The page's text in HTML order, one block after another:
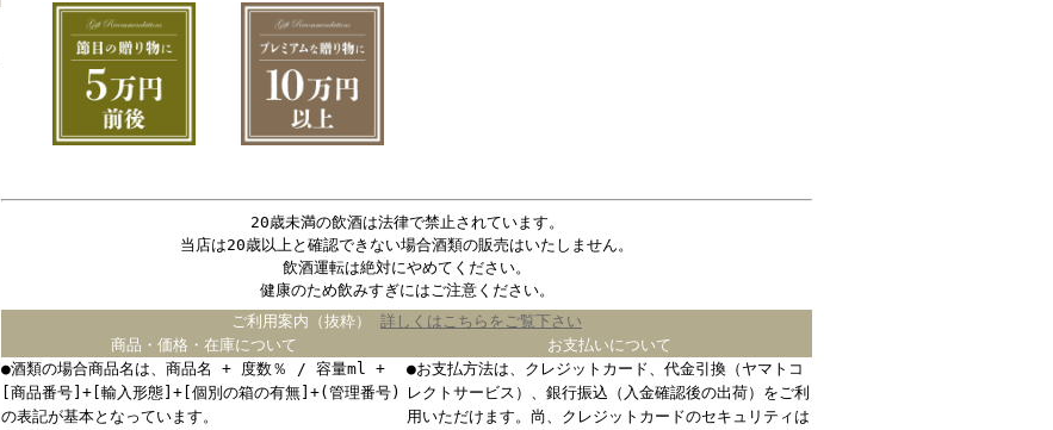
20歳未満の飲酒は法律で禁止されています。
当店は20歳以上と確認できない場合酒類の販売はいたしません。
飲酒運転は絶対にやめてください。
健康のため飲みすぎにはご注意ください。
ご利用案内（抜粋） 詳しくはこちらをご覧下さい
商品・価格・在庫について
お支払いについて
●酒類の場合商品名は、商品名 + 度数％ / 容量ml +
[商品番号]+[輸入形態]+[個別の箱の有無]+(管理番号)
の表記が基本となっています。
●お支払方法は、クレジットカード、代金引換（ヤマトコ
レクトサービス）、銀行振込（入金確認後の出荷）をご利
用いただけます。尚、クレジットカードのセキュリティは